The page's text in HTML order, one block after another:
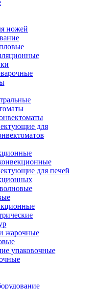
ножей
для
для печей
жарочные
упаковочные